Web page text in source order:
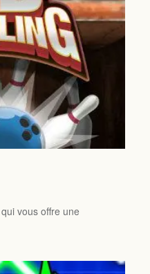
vous offre une